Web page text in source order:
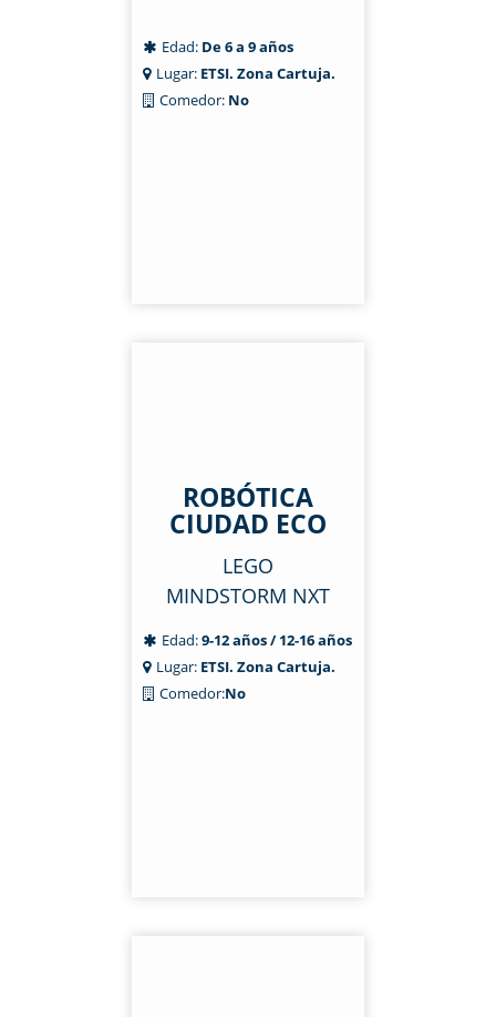
Edad: De 6 a 9 años
Lugar: ETSI. Zona Cartuja.
Comedor: No
ROBÓTICA
CIUDAD ECO
LEGO
MINDSTORM NXT
Edad:9-12 años / 12-16 años
Lugar: ETSI. Zona Cartuja.
Comedor:No